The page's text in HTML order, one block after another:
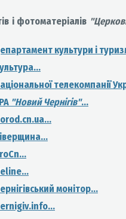
і фотоматеріалів
культури і
телекомпанії
"Новий Чернiгiв"...
монітор...